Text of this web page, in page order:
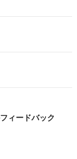
ィードバック